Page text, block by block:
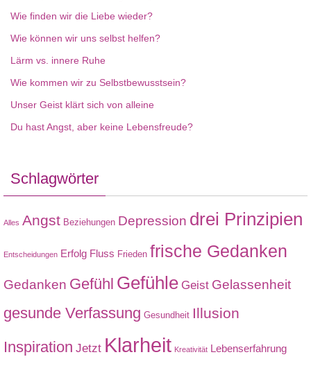
Wie finden wir die Liebe wieder?
Wie können wir uns selbst helfen?
Lärm vs. innere Ruhe
Wie kommen wir zu Selbstbewusstsein?
Unser Geist klärt sich von alleine
Du hast Angst, aber keine Lebensfreude?
Schlagwörter
Alles Angst Beziehungen Depression drei Prinzipien
Entscheidungen Erfolg Fluss Frieden frische Gedanken
Gedanken Gefühl Gefühle Geist Gelassenheit
gesunde Verfassung Gesundheit Illusion
Inspiration Jetzt Klarheit Kreativität Lebenserfahrung